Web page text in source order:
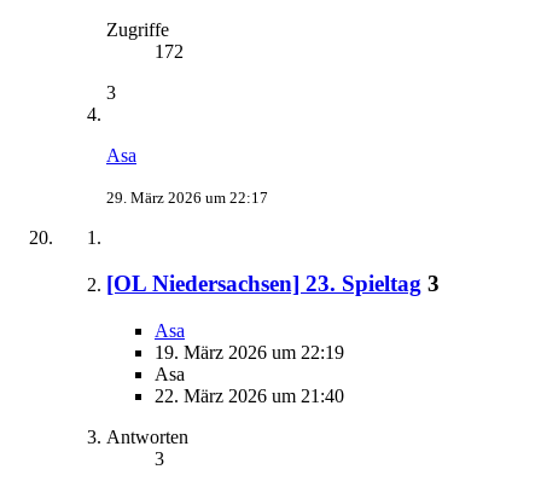
Zugriffe
172
3
Asa
29. März 2026 um 22:17
[OL Niedersachsen] 23. Spieltag 3
Asa
19. März 2026 um 22:19
Asa
22. März 2026 um 21:40
Antworten
3